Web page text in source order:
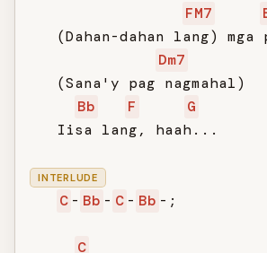
FM7
(Dahan-dahan lang) mga
Dm7
   (Sana'y pag nagmahal)
Bb
F
G
   Iisa lang, haah...
INTERLUDE
C - Bb - C - Bb -;
C